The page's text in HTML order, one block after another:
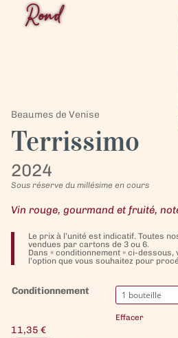
Rond
Beaumes de Venise
Terrissimo
2024
Sous réserve du millésime en cours
Vin rouge, gourmand et fruité,
Le prix à l’unité est indicatif. Toutes
vendues par cartons de 3 ou 6.
Dans « conditionnement » ci-
l’option que vous souhaitez pour
Conditionnement
Effacer
11,35 €